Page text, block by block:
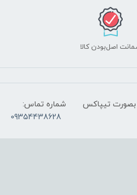
اصل‌بودن کالا
, ارسال بصورت تیپاکس
شماره تماس:
09354438628